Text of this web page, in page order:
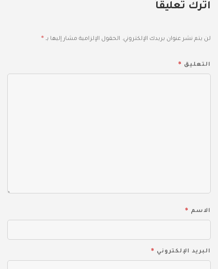
اترك تعليقاً
لن يتم نشر عنوان بريدك الإلكتروني. الحقول الإلزامية مشار إليها بـ *
التعليق *
الاسم *
البريد الإلكتروني *